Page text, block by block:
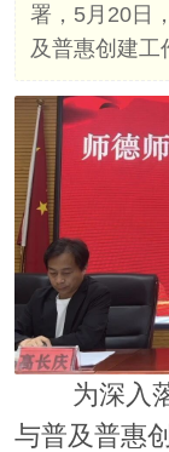
署，5月20日
及普惠创建工
为深入落
与普及普惠